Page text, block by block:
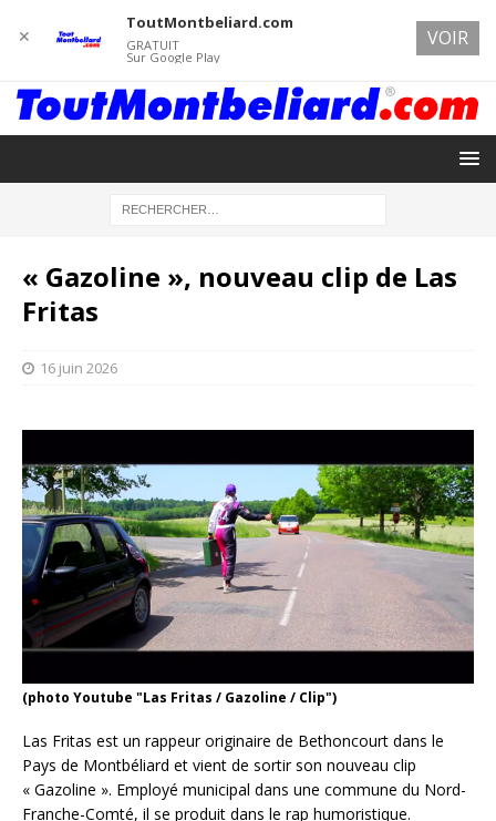
« Gazoline », nouveau clip de Las
Fritas
16 juin 2026
(photo Youtube "Las Fritas / Gazoline / Clip")
Las Fritas est un rappeur originaire de Bethoncourt dans le
Pays de Montbéliard et vient de sortir son nouveau clip
« Gazoline ». Employé municipal dans une commune du Nord-
Franche-Comté, il se produit dans le rap humoristique.
✕
ToutMontbeliard.com
GRATUIT
Sur Google Play
VOIR